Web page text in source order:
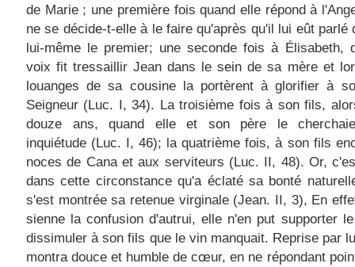
de Marie ; une première fois quand elle répond à
ne se décide-t-elle à le faire qu'après qu'il lui eût parlé
lui-même le premier; une seconde fois à Élisabeth,
voix fit tressaillir Jean dans le sein de sa mère et
louanges de sa cousine la portèrent à glorifier à
Seigneur (Luc. I, 34). La troisième fois à son fils,
douze ans, quand elle et son père le
inquiétude (Luc. I, 46); la quatrième fois, à son fils
noces de Cana et aux serviteurs (Luc. II, 48). Or,
dans cette circonstance qu'a éclaté sa bonté
s'est montrée sa retenue virginale (Jean. II, 3), En effe
sienne la confusion d'autrui, elle n'en put supporter
dissimuler à son fils que le vin manquait. Reprise par
montra douce et humble de cœur, en ne répondant